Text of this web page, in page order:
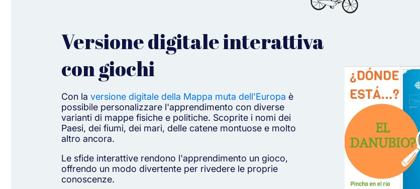
Versione digitale interattiva
con giochi
Con la versione digitale della Mappa muta dell'Europa è
possibile personalizzare l'apprendimento con diverse
varianti di mappe fisiche e politiche. Scoprite i nomi dei
Paesi, dei fiumi, dei mari, delle catene montuose e molto
altro ancora.
Le sfide interattive rendono l'apprendimento un gioco,
offrendo un modo divertente per rivedere le proprie
conoscenze.